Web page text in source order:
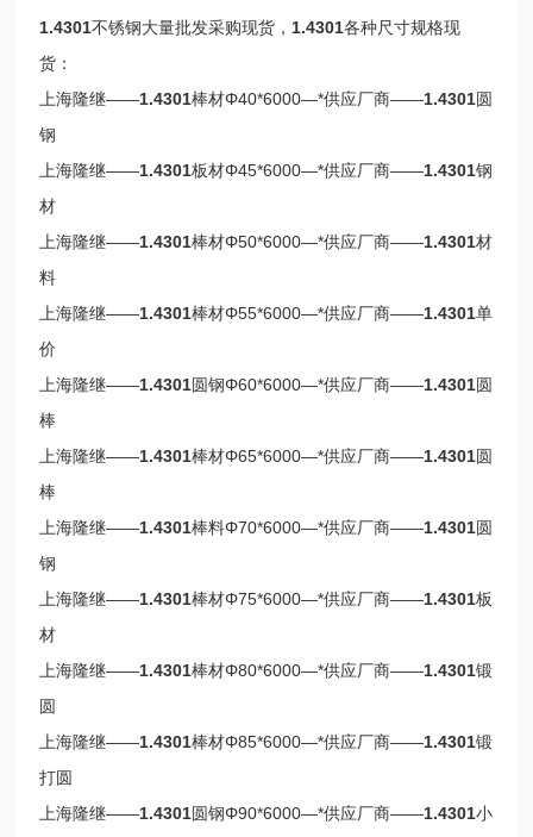
1.4301不锈钢大量批发采购现货， 1.4301各种尺寸规格现
货：
上海隆继——1.4301棒材Φ40*6000—*供应厂商——1.4301圆
钢
上海隆继——1.4301板材Φ45*6000—*供应厂商——1.4301钢
材
上海隆继——1.4301棒材Φ50*6000—*供应厂商——1.4301材
料
上海隆继——1.4301棒材Φ55*6000—*供应厂商——1.4301单
价
上海隆继——1.4301圆钢Φ60*6000—*供应厂商——1.4301圆
棒
上海隆继——1.4301棒材Φ65*6000—*供应厂商——1.4301圆
棒
上海隆继——1.4301棒料Φ70*6000—*供应厂商——1.4301圆
钢
上海隆继——1.4301棒材Φ75*6000—*供应厂商——1.4301板
材
上海隆继——1.4301棒材Φ80*6000—*供应厂商——1.4301锻
圆
上海隆继——1.4301棒材Φ85*6000—*供应厂商——1.4301锻
打圆
上海隆继——1.4301圆钢Φ90*6000—*供应厂商——1.4301小